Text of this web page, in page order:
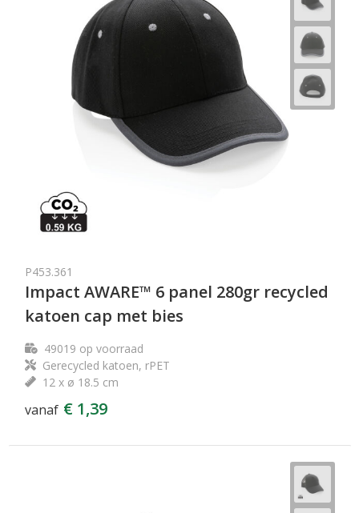
P453.361
Impact AWARE™ 6 panel 280gr recycled
katoen cap met bies
49019 op voorraad
Gerecycled katoen, rPET
12 x ø 18.5 cm
vanaf € 1,39